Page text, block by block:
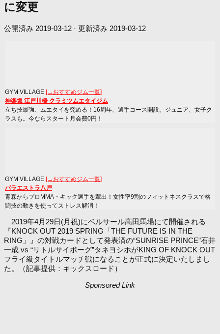
に変更
公開済み 2019-03-12 · 更新済み 2019-03-12
GYM VILLAGE [→おすすめジム一覧]
神楽坂 江戸川橋 クラミツムエタイジム
立ち技最強、ムエタイを究める！16周年、選手コース開設。ジュニア、女子ク
ラスも。今ならスタート月会費0円！
GYM VILLAGE [→おすすめジム一覧]
パラエストラ八戸
青森からプロMMA・キック選手を輩出！女性率9割のフィットネスクラスで格
闘技の動きを使ってストレス解消！
2019年4月29日(月祝)にベルサール高田馬場にて開催される
『KNOCK OUT 2019 SPRING「THE FUTURE IS IN THE
RING」』の対戦カードとして発表済の“SUNRISE PRINCE”石井
一成 vs “リトルサイボーグ”タネヨシホがKING OF KNOCK OUT
フライ級タイトルマッチ戦になることが正式に決定いたしまし
た。（記事提供：キックスロード）
Sponsored Link